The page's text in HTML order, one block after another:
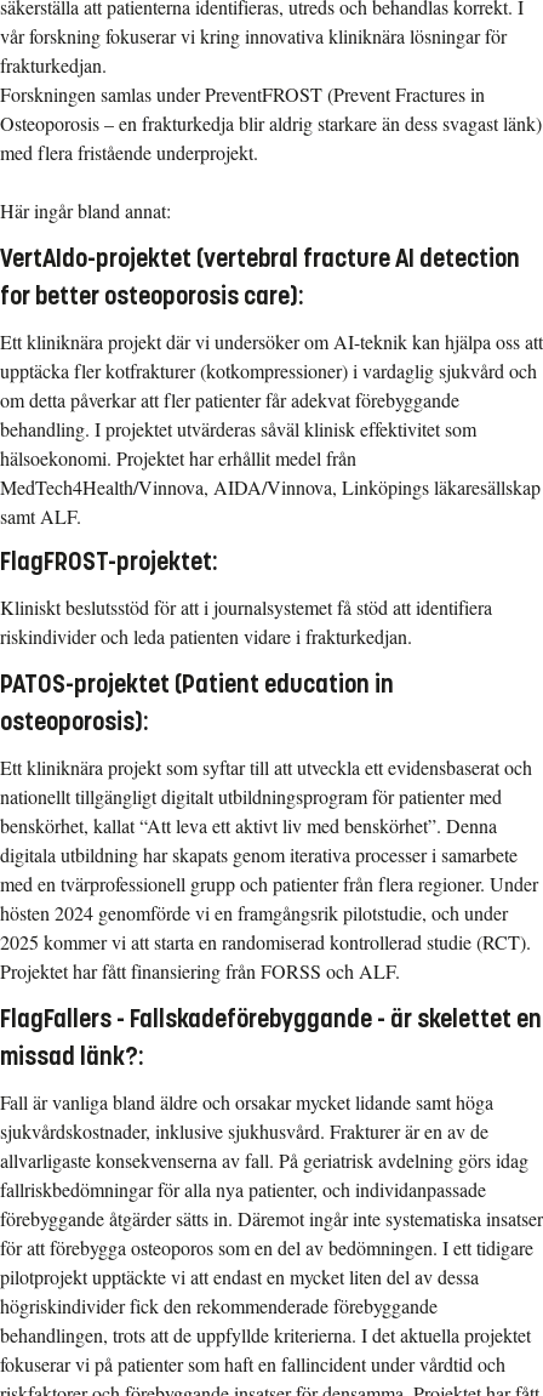
säkerställa att patienterna identifieras, utreds och behandlas korrekt. I
vår forskning fokuserar vi kring innovativa kliniknära lösningar för
frakturkedjan.
Forskningen samlas under PreventFROST (Prevent Fractures in
Osteoporosis – en frakturkedja blir aldrig starkare än dess svagast länk)
med flera fristående underprojekt.
Här ingår bland annat:
VertAIdo-projektet (vertebral fracture AI detection
for better osteoporosis care):
Ett kliniknära projekt där vi undersöker om AI-teknik kan hjälpa oss att
upptäcka fler kotfrakturer (kotkompressioner) i vardaglig sjukvård och
om detta påverkar att fler patienter får adekvat förebyggande
behandling. I projektet utvärderas såväl klinisk effektivitet som
hälsoekonomi. Projektet har erhållit medel från
MedTech4Health/Vinnova, AIDA/Vinnova, Linköpings läkaresällskap
samt ALF.
FlagFROST-projektet:
Kliniskt beslutsstöd för att i journalsystemet få stöd att identifiera
riskindivider och leda patienten vidare i frakturkedjan.
PATOS-projektet (Patient education in
osteoporosis):
Ett kliniknära projekt som syftar till att utveckla ett evidensbaserat och
nationellt tillgängligt digitalt utbildningsprogram för patienter med
benskörhet, kallat “Att leva ett aktivt liv med benskörhet”. Denna
digitala utbildning har skapats genom iterativa processer i samarbete
med en tvärprofessionell grupp och patienter från flera regioner. Under
hösten 2024 genomförde vi en framgångsrik pilotstudie, och under
2025 kommer vi att starta en randomiserad kontrollerad studie (RCT).
Projektet har fått finansiering från FORSS och ALF.
FlagFallers - Fallskadeförebyggande - är skelettet en
missad länk?:
Fall är vanliga bland äldre och orsakar mycket lidande samt höga
sjukvårdskostnader, inklusive sjukhusvård. Frakturer är en av de
allvarligaste konsekvenserna av fall. På geriatrisk avdelning görs idag
fallriskbedömningar för alla nya patienter, och individanpassade
förebyggande åtgärder sätts in. Däremot ingår inte systematiska insatser
för att förebygga osteoporos som en del av bedömningen. I ett tidigare
pilotprojekt upptäckte vi att endast en mycket liten del av dessa
högriskindivider fick den rekommenderade förebyggande
behandlingen, trots att de uppfyllde kriterierna. I det aktuella projektet
fokuserar vi på patienter som haft en fallincident under vårdtid och